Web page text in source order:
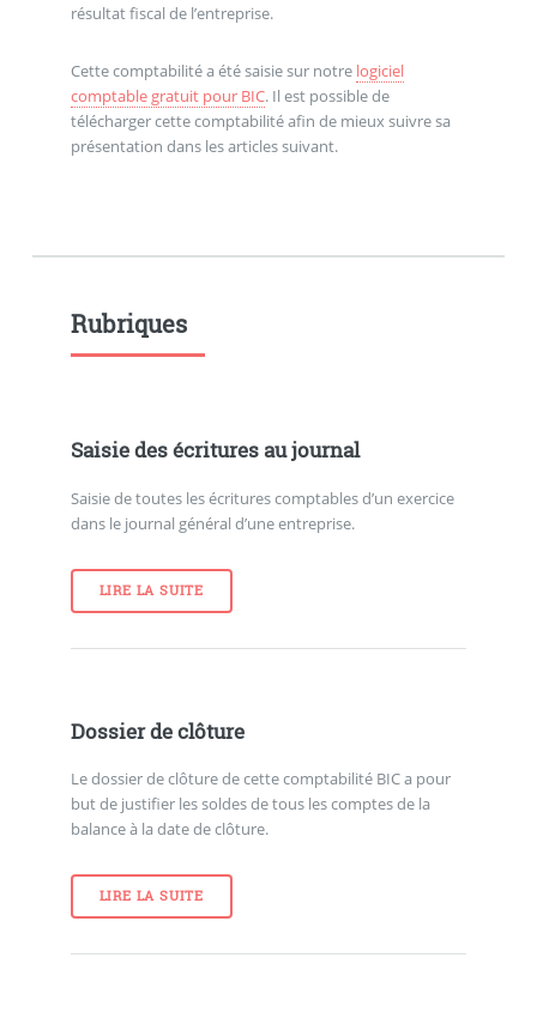
résultat fiscal de l’entreprise.
Cette comptabilité a été saisie sur notre logiciel
comptable gratuit pour BIC. Il est possible de
télécharger cette comptabilité afin de mieux suivre sa
présentation dans les articles suivant.
Rubriques
Saisie des écritures au journal
Saisie de toutes les écritures comptables d’un exercice
dans le journal général d’une entreprise.
LIRE LA SUITE
Dossier de clôture
Le dossier de clôture de cette comptabilité BIC a pour
but de justifier les soldes de tous les comptes de la
balance à la date de clôture.
LIRE LA SUITE